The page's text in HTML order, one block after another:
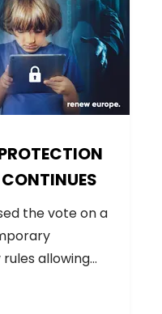
the vote on a
allowing…